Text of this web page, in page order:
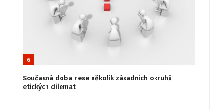
6
Současná doba nese několik zásadních okruhů
etických dilemat